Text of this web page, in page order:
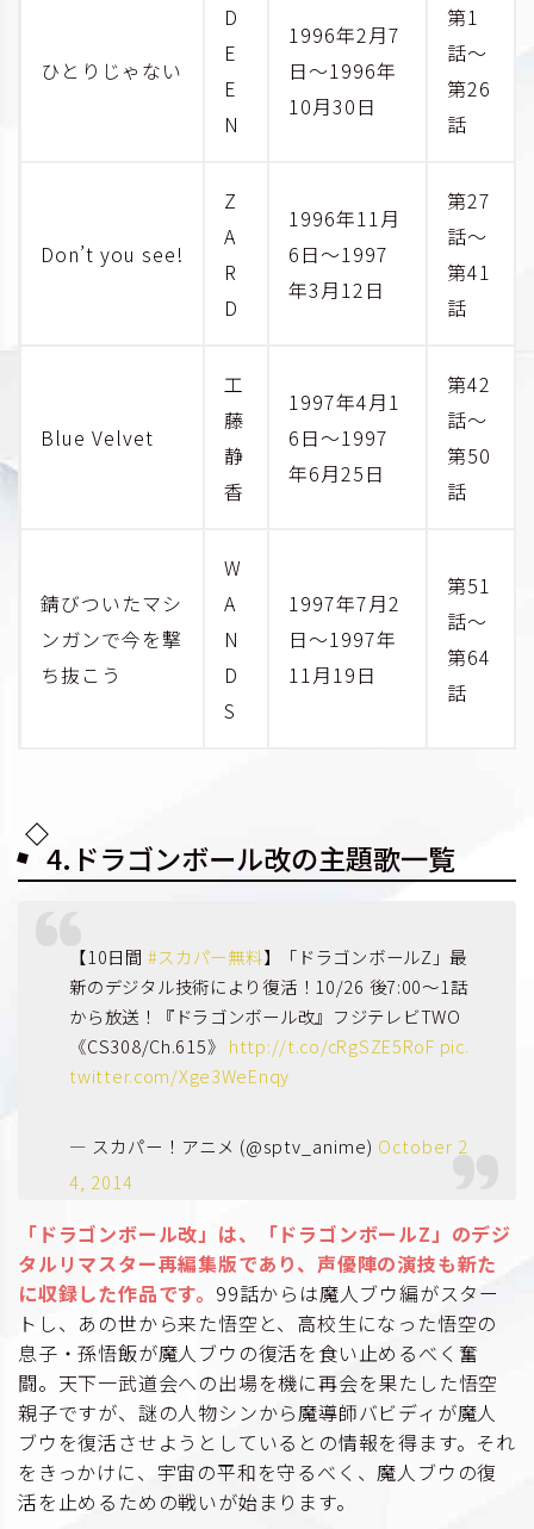
ひとりじゃない
D
E
E
N
1996年2月7
日～1996年
10月30日
第1
話～
第26
話
Don’t you see!
Z
A
R
D
1996年11月
6日～1997
年3月12日
第27
話～
第41
話
Blue Velvet
工
藤
静
香
1997年4月1
6日～1997
年6月25日
第42
話～
第50
話
錆びついたマシ
ンガンで今を撃
ち抜こう
W
A
N
D
S
1997年7月2
日～1997年
11月19日
第51
話～
第64
話
4.ドラゴンボール改の主題歌一覧
【10日間 #スカパー無料】「ドラゴンボールZ」最
新のデジタル技術により復活！10/26 後7:00～1話
から放送！『ドラゴンボール改』フジテレビTWO
《CS308/Ch.615》 http://t.co/cRgSZE5RoF pic.
twitter.com/Xge3WeEnqy
— スカパー！アニメ (@sptv_anime) October 2
4, 2014
「ドラゴンボール改」は、「ドラゴンボールZ」のデジ
タルリマスター再編集版であり、声優陣の演技も新た
に収録した作品です。 99話からは魔人ブウ編がスター
トし、あの世から来た悟空と、高校生になった悟空の
息子・孫悟飯が魔人ブウの復活を食い止めるべく奮
闘。天下一武道会への出場を機に再会を果たした悟空
親子ですが、謎の人物シンから魔導師バビディが魔人
ブウを復活させようとしているとの情報を得ます。それ
をきっかけに、宇宙の平和を守るべく、魔人ブウの復
活を止めるための戦いが始まります。